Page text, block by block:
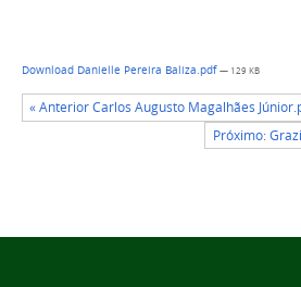
Download Danielle Pereira Baliza.pdf— 129 KB
« Anterior Carlos Augusto Magalhães
Próximo: